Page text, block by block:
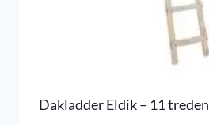
Dakladder Eldik – 11 treden